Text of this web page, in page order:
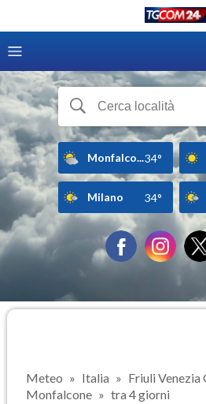
Monfalco...34°
Milano 34°
Meteo Italia
Friuli Venezia
Monfalcone
tra 4 giorni